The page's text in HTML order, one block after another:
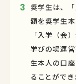
奨学生は、「
額を奨学生
「入学（会
学びの場運
生本人の口
ることができ